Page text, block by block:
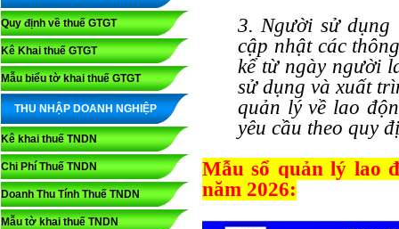
Quy định về thuế GTGT
Kê Khai thuế GTGT
Mẫu biểu tờ khai thuế GTGT
THU NHẬP DOANH NGHIỆP
Kê khai thuế TNDN
Chi Phí Thuế TNDN
Doanh Thu Tính Thuế TNDN
Mẫu tờ khai thuế TNDN
3. Người sử dụng
cập nhật các
kể từ ngày người
sử dụng và xuất
quản lý về lao
yêu cầu theo quy
Mẫu sổ quản lý lao
năm 2026: